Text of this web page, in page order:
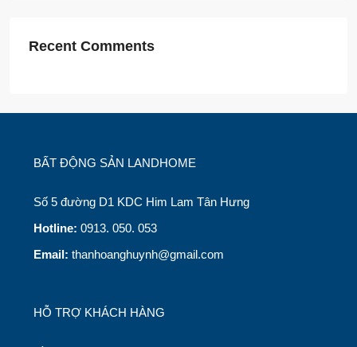
Recent Comments
BẤT ĐỘNG SẢN LANDHOME
Số 5 đường D1 KDC Him Lam Tân Hưng
Hotline: 0913. 050. 053
Email: thanhoanghuynh@gmail.com
HỖ TRỢ KHÁCH HÀNG